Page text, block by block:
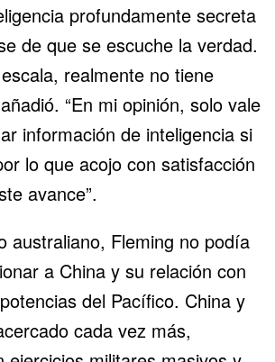
profundamente secreta
de que se escuche la verdad.
realmente no tiene
“En mi opinión, solo vale
información de inteligencia si
lo que acojo con satisfacción
avance”.
australiano, Fleming no podía
a China y su relación con
del Pacífico. China y
cada vez más,